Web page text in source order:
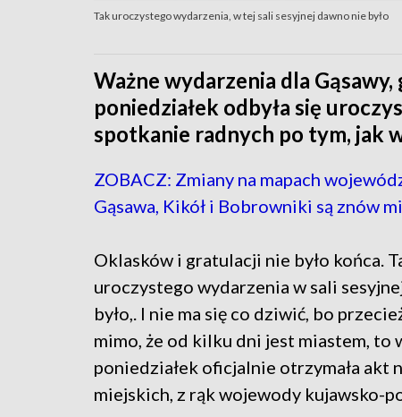
Tak uroczystego wydarzenia, w tej sali sesyjnej dawno nie było
Ważne wydarzenia dla
poniedziałek odbyła się
spotkanie radnych po tym, jak
ZOBACZ: Zmiany na mapach
Gąsawa, Kikół i Bobrowniki są znów
Oklasków i gratulacji nie było końca.
uroczystego wydarzenia w sali
było,. I nie ma się co dziwić, bo
mimo, że od kilku dni jest miastem, to
poniedziałek oficjalnie otrzymała akt
miejskich, z rąk wojewody kujawsko-